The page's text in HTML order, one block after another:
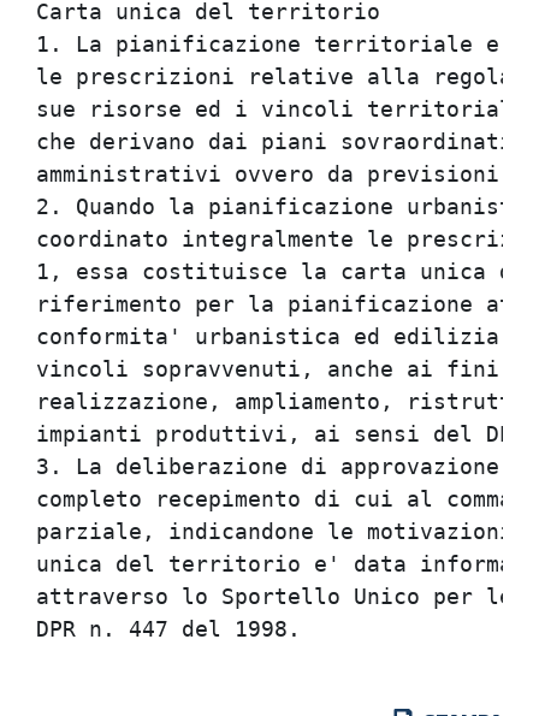
Carta
1. La pianificazione
le prescrizioni relative alla
sue risorse ed i vincoli
che derivano dai piani
amministrativi
2. Quando la pianificazione
coordinato integralmente le
1, essa costituisce la
riferimento per la
conformita' urbanistica ed
vincoli sopravvenuti,
realizzazione, ampliamento,
impianti produttivi, ai sensi
3. La deliberazione di
completo recepimento di cui
parziale, indicandone le
unica del territorio e' data
attraverso lo Sportello